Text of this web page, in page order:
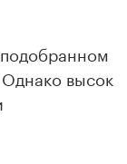
высок